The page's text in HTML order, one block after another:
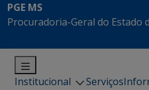
PGE MS
Procuradoria-Geral do Estado
Institucional Serviços